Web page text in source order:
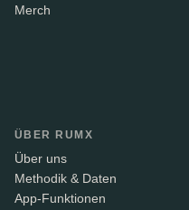
Merch
ÜBER RUMX
Über uns
Methodik & Daten
App-Funktionen